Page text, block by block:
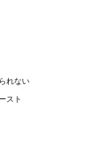
れない
スト